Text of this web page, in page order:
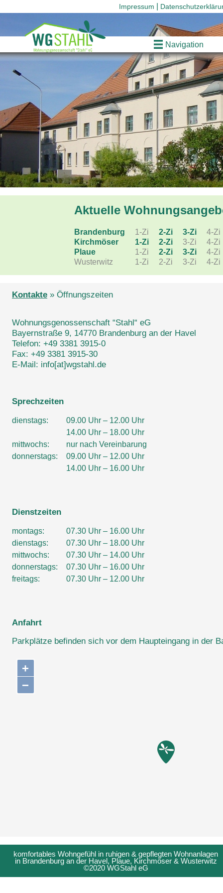
Impressum
Navigation
Aktuelle
Brandenburg 1-Zi 2-Zi 3-Zi
4-Zi
Kirchmöser
1-Zi 2-Zi 3-Zi
4-Zi
Plaue
1-Zi 2-Zi 3-Zi
4-Zi
Wusterwitz
1-Zi 2-Zi 3-Zi 4-Zi
Kontakte » Öffnungszeiten
Wohnungsgenossenschaft “Stahl“ eG
Bayernstraße 9, 14770 Brandenburg an der Havel
Telefon: +49 3381 3915-0
Fax: +49 3381 3915-30
E-Mail: info[at]wgstahl.de
Sprechzeiten
dienstags:
09.00 Uhr – 12.00 Uhr
14.00 Uhr – 18.00 Uhr
mittwochs:
nur nach Vereinbarung
donnerstags:
09.00 Uhr – 12.00 Uhr
14.00 Uhr – 16.00 Uhr
Dienstzeiten
montags:
07.30 Uhr – 16.00 Uhr
dienstags:
07.30 Uhr – 18.00 Uhr
mittwochs:
07.30 Uhr – 14.00 Uhr
donnerstags:
07.30 Uhr – 16.00 Uhr
freitags:
07.30 Uhr – 12.00 Uhr
Anfahrt
Parkplätze befinden sich vor dem Haupteingang in der
+
−
komfortables Wohngefühl in ruhigen & gepflegten Wohnanlagen
in Brandenburg an der Havel, Plaue, Kirchmöser & Wusterwitz
©2020 WGStahl eG